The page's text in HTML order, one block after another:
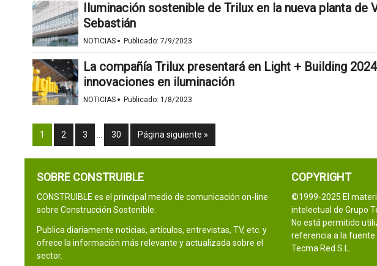
Iluminación sostenible de Trilux en la nueva planta de
Sebastián
NOTICIAS · Publicado: 7/9/2023
La compañía Trilux presentará en Light + Building
innovaciones en iluminación
NOTICIAS · Publicado: 1/8/2023
1 2 3 30 Página siguiente »
SOBRE CONSTRUIBLE
CONSTRUIBLE es el principal medio de comunicación on-line
sobre Construcción Sostenible.
Publica diariamente noticias, artículos, entrevistas, TV, etc. y
ofrece la información más relevante y actualizada sobre el
sector.
COPYRIGHT
©1999-2025 El
intelectual de Grupo
No está permitido
referencia a la fuente
Tecma Red S.L.